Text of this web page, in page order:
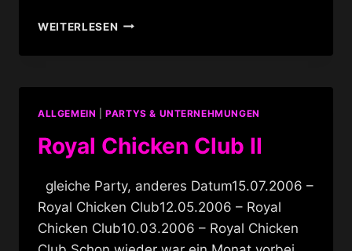
WEITERLESENHAMBURGER
ODER
GROSSE L
ALLGEMEIN |PARTYS & UNTERNEHMUNGEN
Royal Chicken Club II
gleiche Party, anderes Datum15.07.2006 –
Royal Chicken Club12.05.2006 – Royal
Chicken Club10.03.2006 – Royal Chicken